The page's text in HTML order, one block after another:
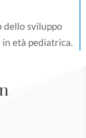
dello sviluppo
età pediatrica.